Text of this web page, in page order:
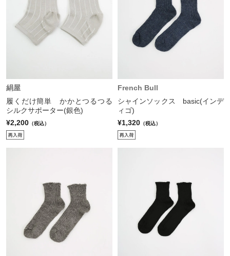
絹屋
履くだけ簡単 かかとつるつる
シルクサポーター(銀色)
¥2,200 （税込）
French Bull
シャインソックス basic(インデ
ィゴ)
¥1,320 （税込）